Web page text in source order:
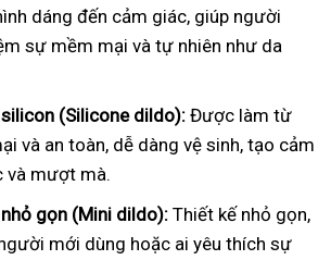
dáng đến cảm giác, giúp người
sự mềm mại và tự nhiên như da
(Silicone dildo): Được làm từ
và an toàn, dễ dàng vệ sinh, tạo cảm
và mượt mà.
gọn (Mini dildo): Thiết kế nhỏ gọn,
mới dùng hoặc ai yêu thích sự